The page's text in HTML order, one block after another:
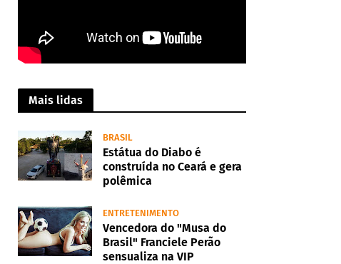
Mais lidas
BRASIL
Estátua do Diabo é
construída no Ceará e gera
polêmica
ENTRETENIMENTO
Vencedora do "Musa do
Brasil" Franciele Perão
sensualiza na VIP